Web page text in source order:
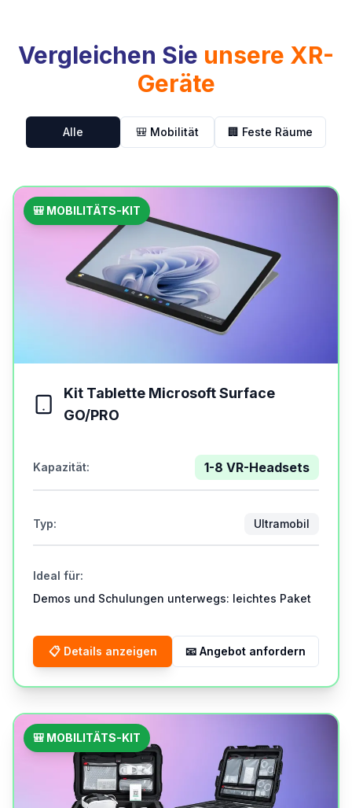
Vergleichen Sie unsere XR-
Geräte
Alle 🎒 Mobilität 🏢 Feste Räume
🎒 MOBILITÄTS-KIT
Kit Tablette Microsoft Surface
GO/PRO
Kapazität: 1-8 VR-Headsets
Typ: Ultramobil
Ideal für:
Demos und Schulungen unterwegs: leichtes Paket
📋 Details anzeigen 📧 Angebot anfordern
🎒 MOBILITÄTS-KIT